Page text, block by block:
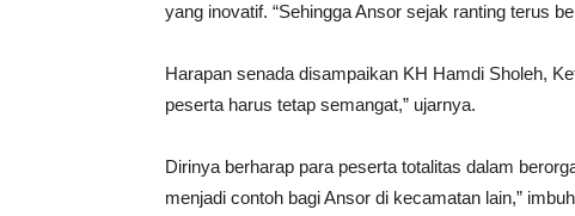
yang inovatif. “Sehingga Ansor sejak ranting terus
Harapan senada disampaikan KH Hamdi Sholeh,
peserta harus tetap semangat,” ujarnya.
Dirinya berharap para peserta totalitas dalam
menjadi contoh bagi Ansor di kecamatan lain,”